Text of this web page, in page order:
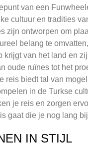
van een
cultuur en tradities
zijn ontworpen om
belang te
krijgt van het land en
oude ruïnes tot het
reis biedt tal van
in de Turkse
je reis en zorgen
gaat die je nog lang
IN STIJL